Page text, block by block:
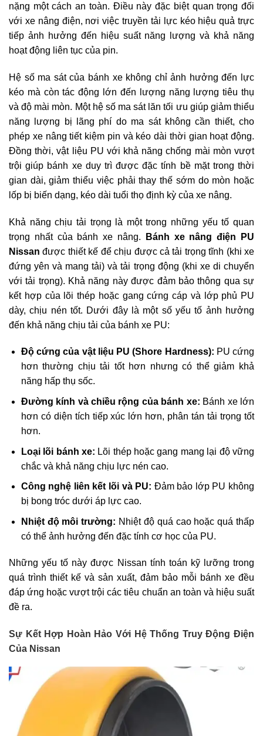
nặng một cách an toàn. Điều này đặc biệt quan trọng đối
với xe nâng điện, nơi việc truyền tải lực kéo hiệu quả trực
tiếp ảnh hưởng đến hiệu suất năng lượng và khả năng
hoạt động liên tục của pin.
Hệ số ma sát của bánh xe không chỉ ảnh hưởng đến lực
kéo mà còn tác động lớn đến lượng năng lượng tiêu thụ
và độ mài mòn. Một hệ số ma sát lăn tối ưu giúp giảm thiểu
năng lượng bị lãng phí do ma sát không cần thiết, cho
phép xe nâng tiết kiệm pin và kéo dài thời gian hoạt động.
Đồng thời, vật liệu PU với khả năng chống mài mòn vượt
trội giúp bánh xe duy trì được đặc tính bề mặt trong thời
gian dài, giảm thiểu việc phải thay thế sớm do mòn hoặc
lốp bị biến dạng, kéo dài tuổi thọ định kỳ của xe nâng.
Khả năng chịu tải trọng là một trong những yếu tố quan
trọng nhất của bánh xe nâng.
Bánh xe nâng điện PU
Nissanđược thiết kế để chịu được cả tải trọng tĩnh (khi xe
đứng yên và mang tải) và tải trọng động (khi xe di chuyển
với tải trọng). Khả năng này được đảm bảo thông qua sự
kết hợp của lõi thép hoặc gang cứng cáp và lớp phủ PU
dày, chịu nén tốt. Dưới đây là một số yếu tố ảnh hưởng
đến khả năng chịu tải của bánh xe PU:
Độ cứng của vật liệu PU (Shore Hardness): PU cứng
hơn thường chịu tải tốt hơn nhưng có thể giảm khả
năng hấp thụ sốc.
Đường kính và chiều rộng của bánh xe: Bánh xe lớn
hơn có diện tích tiếp xúc lớn hơn, phân tán tải trọng tốt
hơn.
Loại lõi bánh xe: Lõi thép hoặc gang mang lại độ vững
chắc và khả năng chịu lực nén cao.
Công nghệ liên kết lõi và PU: Đảm bảo lớp PU không
bị bong tróc dưới áp lực cao.
Nhiệt độ môi trường: Nhiệt độ quá cao hoặc quá thấp
có thể ảnh hưởng đến đặc tính cơ học của PU.
Những yếu tố này được Nissan tính toán kỹ lưỡng trong
quá trình thiết kế và sản xuất, đảm bảo mỗi bánh xe đều
đáp ứng hoặc vượt trội các tiêu chuẩn an toàn và hiệu suất
đề ra.
Sự Kết Hợp Hoàn Hảo Với Hệ Thống Truy Động Điện
Của Nissan